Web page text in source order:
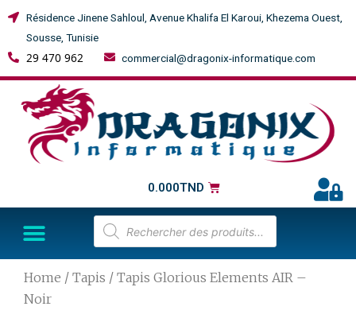
Résidence Jinene Sahloul, Avenue Khalifa El Karoui, Khezema Ouest,
Sousse, Tunisie
29 470 962 commercial@dragonix-informatique.com
0.000TND
Home / Tapis / Tapis Glorious Elements AIR –
Noir